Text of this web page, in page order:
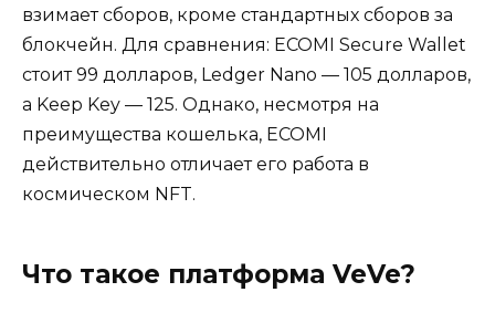
взимает сборов, кроме стандартных сборов за
блокчейн. Для сравнения: ECOMI Secure Wallet
стоит 99 долларов, Ledger Nano — 105 долларов,
а Keep Key — 125. Однако, несмотря на
преимущества кошелька, ECOMI
действительно отличает его работа в
космическом NFT.
Что такое платформа VeVe?